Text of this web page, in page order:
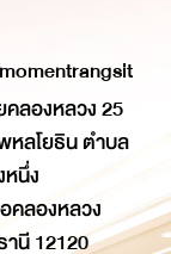
ลองหลวง 25
ลโยธิน ตำบล
นึ่ง
คลองหลวง
นี 12120